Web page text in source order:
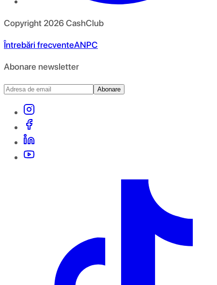
Copyright 2026CashClub
Întrebări frecventeANPC
Abonare newsletter
Abonare